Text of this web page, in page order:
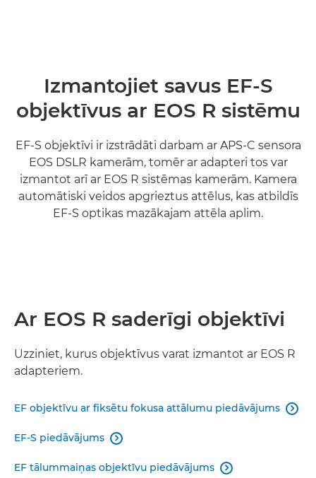
Izmantojiet savus EF-S
objektīvus ar EOS R sistēmu
EF-S objektīvi ir izstrādāti darbam ar APS-C sensora
EOS DSLR kamerām, tomēr ar adapteri tos var
izmantot arī ar EOS R sistēmas kamerām. Kamera
automātiski veidos apgrieztus attēlus, kas atbildīs
EF-S optikas mazākajam attēla aplim.
Ar EOS R saderīgi objektīvi
Uzziniet, kurus objektīvus varat izmantot ar EOS R
adapteriem.
EF objektīvu ar fiksētu fokusa attālumu piedāvājums 
EF-S piedāvājums 
EF tālummaiņas objektīvu piedāvājums 